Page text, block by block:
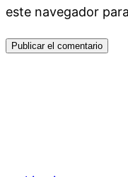
este navegador